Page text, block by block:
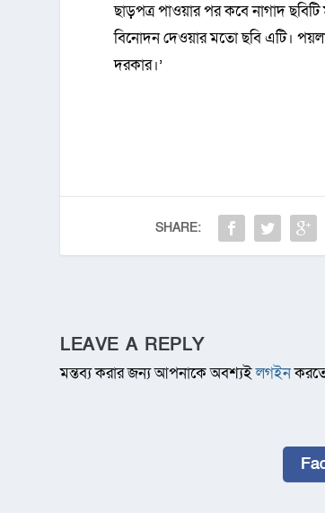
ছাড়পত্র পাওয়ার পর কবে নাগাদ
বিনোদন দেওয়ার মতো ছবি এটি।
দরকার।’
SHARE:
LEAVE A REPLY
মন্তব্য করার জন্য আপনাকে অবশ্যইলগইন